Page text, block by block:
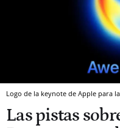
Logo de la keynote de Apple para
Las pistas